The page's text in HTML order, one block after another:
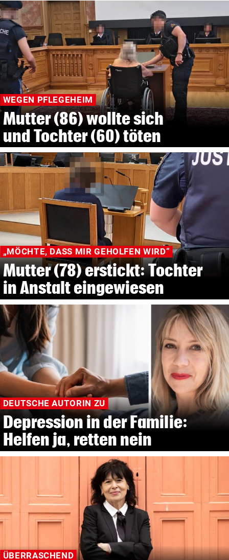
WEGEN PFLEGEHEIM
Mutter (86) wollte sich
und Tochter (60) töten
„MÖCHTE, DASS MIR GEHOLFEN WIRD“
Mutter (78) erstickt: Tochter
in Anstalt eingewiesen
DEUTSCHE AUTORIN ZU
Depression in der Familie:
Helfen ja, retten nein
ÜBERRASCHEND